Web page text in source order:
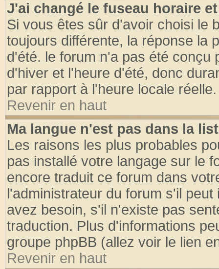
J'ai changé le fuseau horaire
Si vous êtes sûr d'avoir choisi le
toujours différente, la réponse la
d'été. le forum n'a pas été conçu
d'hiver et l'heure d'été, donc
par rapport à l'heure locale réelle.
Revenir en haut
Ma langue n'est pas dans la
Les raisons les plus probables
pas installé votre langage sur le
encore traduit ce forum dans
l'administrateur du forum s'il
avez besoin, s'il n'existe pas
traduction. Plus d'informations
groupe phpBB (allez voir le lien
Revenir en haut